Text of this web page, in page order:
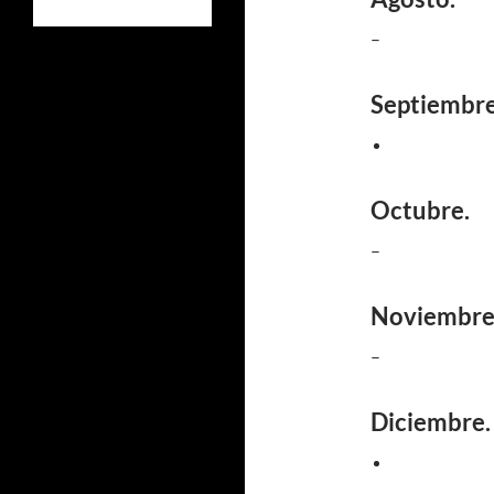
–
Octubre.
–
–
Diciembre.